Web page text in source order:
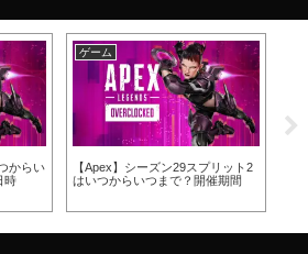
からい
時
ゲーム
【Apex】シーズン29スプリット2
はいつからいつまで？開催期間